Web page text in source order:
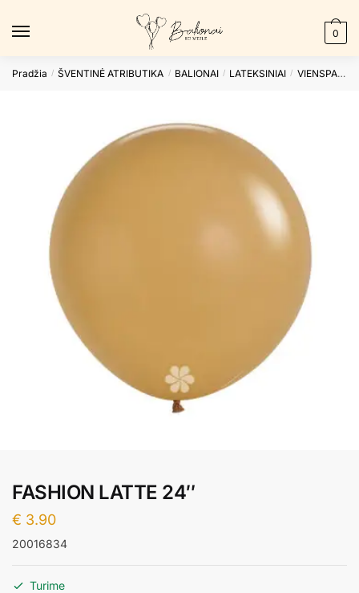
0
Pradžia / ŠVENTINĖ ATRIBUTIKA / BALIONAI / LATEKSINIAI / VIENSPALVIAI
FASHION LATTE 24″
€ 3.90
20016834
Turime